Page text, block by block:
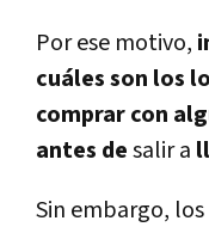
Por ese motivo,
cuáles son los
comprar con
antes desalir a
Sin embargo,